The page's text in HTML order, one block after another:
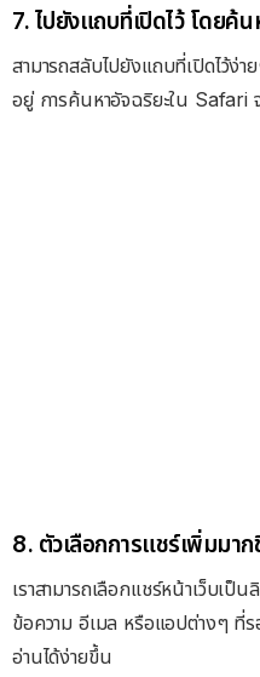
7. ไปยังแถบที่เปิดไว้ โดยค้
สามารถสลับไปยังแถบที่เปิดไว้ง่
อยู่ การค้นหาอัจฉริยะใน Safari
8. ตัวเลือกการแชร์เพิ่มมาก
เราสามารถเลือกแชร์หน้าเว็บเป็
ข้อความ อีเมล หรือแอปต่างๆ ที่
อ่านได้ง่ายขึ้น